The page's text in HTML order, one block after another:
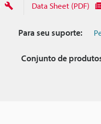
Data Sheet (PDF)
Para seu suporte:
Conjunto de